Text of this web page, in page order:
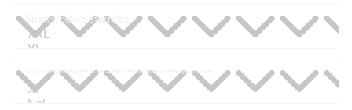
Shorts/bukse Størrelse
Må RIF benytte billeder til opslag på f.eks. holdsport eller hjemmeside